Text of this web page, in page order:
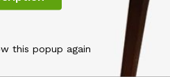
Étagère Modulable Grille
this popup again